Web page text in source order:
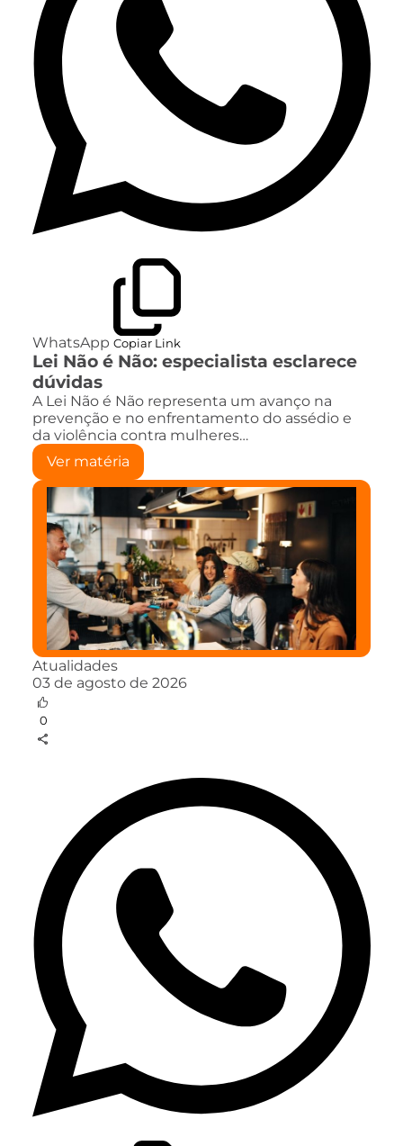
WhatsApp Copiar Link
Lei Não é Não: especialista esclarece
dúvidas
A Lei Não é Não representa um avanço na
prevenção e no enfrentamento do assédio e
da violência contra mulheres…
Ver matéria
Atualidades
03 de agosto de 2026
0